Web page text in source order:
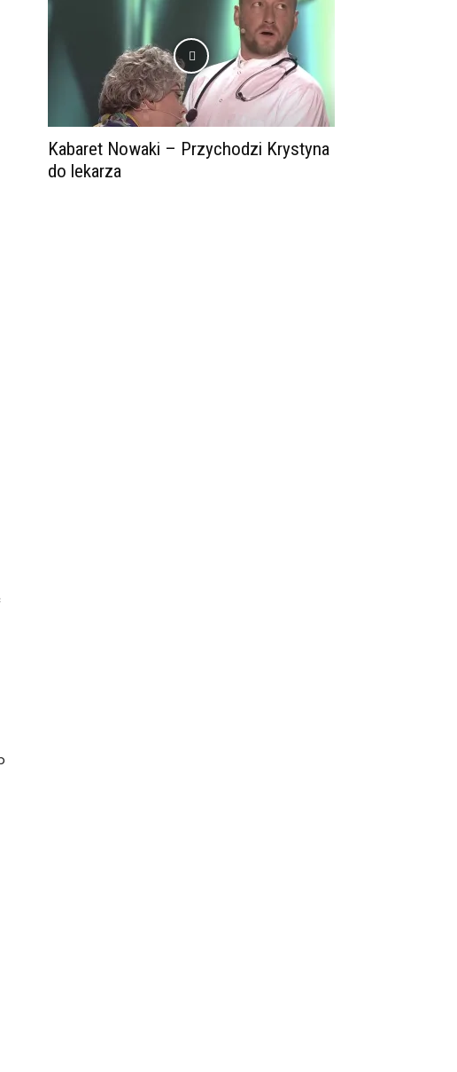
Kabaret Nowaki – Przychodzi Krystyna
do lekarza